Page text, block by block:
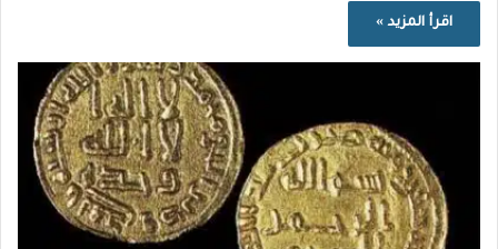
اقرأ المزيد »